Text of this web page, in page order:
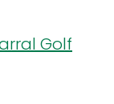
Golf